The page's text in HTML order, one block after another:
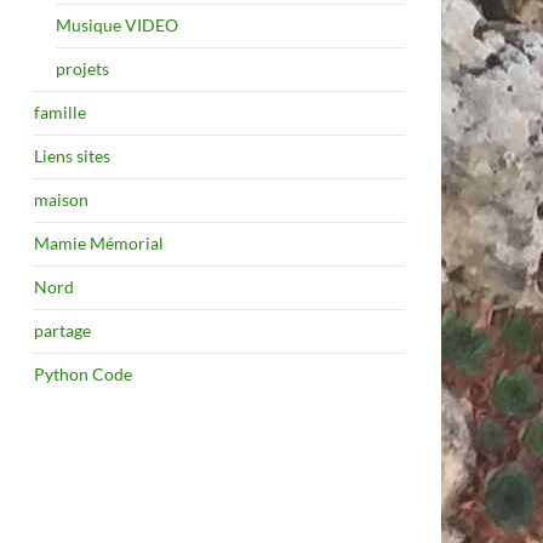
Musique VIDEO
projets
famille
Liens sites
maison
Mamie Mémorial
Nord
partage
Python Code